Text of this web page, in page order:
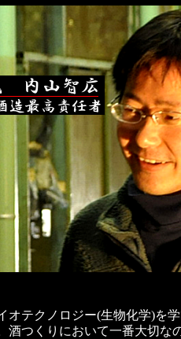
テクノロジー(生物化学)を
酒つくりにおいて一番大切